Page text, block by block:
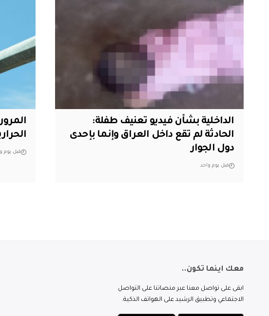
الداخلية بشأن فيديو تعنيف طفلة:
الحادثة لم تقع داخل العراق وإنما بإحدى
دول الجوار
قبل يوم واحد
الحرارية
قبل يوم
معك اينما تكون..
ابقى على تواصل معنا عبر منصاتنا على التواصل
الاجتماعي وتطبيق الرشيد على الهواتف الذكية.